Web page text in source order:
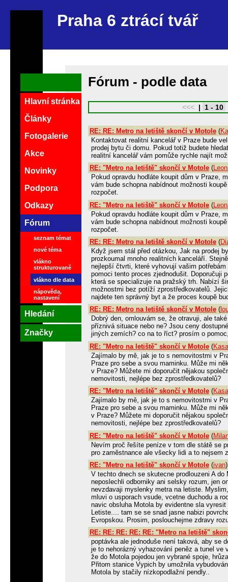
Praha 6 ztrácí tvář
Fórum - podle data
<<< | 1 - 10
RE: RE: Metro na letiště skončí v Motole(
Kontaktovat realitní kancelář v Praze bude
prodej bytu či domu. Pokud totiž budete
realitní kancelář vám pomůže rychle najít
RE: "Metro na letiště" skončí v Motole(
Pokud opravdu hodláte koupit dům v Praze,
vám bude schopna nabídnout možnosti
rozpočet.
RE: "Metro na letiště" skončí v Motole(
Pokud opravdu hodláte koupit dům v Praze,
vám bude schopna nabídnout možnosti
rozpočet.
RE: RE: Metro na letiště skončí v Motole(
Když jsem stál před otázkou, Jak na prodej
prozkoumal mnoho realitních kanceláří.
nejlepší čtvrti, které vyhovují vašim
pomoci tento proces zjednodušit. Doporučuji
která se specializuje na pražský trh. Nabízí
možnostmi bez potíží zprostředkovatelů.
najdete ten správný byt a že proces koupě
RE: RE: Metro na letiště skončí v Motole(
Dobrý den, omlouvám se, že otravuji, ale
příznivá situace nebo ne? Jsou ceny
jiných zemích? co na to říct? prosím o
RE: "Metro na letiště" skončí v Motole(
Zajímalo by mě, jak je to s nemovitostmi v
Praze pro sebe a svou maminku. Může mi
v Praze? Můžete mi doporučit nějakou
nemovitosti, nejlépe bez zprostředkovatelů?
RE: "Metro na letiště" skončí v Motole(
Zajímalo by mě, jak je to s nemovitostmi v
Praze pro sebe a svou maminku. Může mi
v Praze? Můžete mi doporučit nějakou
nemovitosti, nejlépe bez zprostředkovatelů?
RE: "Metro na letiště" skončí v Motole(
Nevím proč řešíte peníze v tom dle státě se
pro zaměstnance ale všecky lidi a to nejsem
RE: "Metro na letiště" skončí v Motole(ivan)
V techto dnech se skutecne prodlouzeni A
neposlechli odborniky ani selsky rozum, jen
nevzdavaji myslenky metra na letiste.
mluvi o usporach vsude, vcetne duchodu a
navic obsluha Motola by evidentne sla
Letiste.... tam se se snad jasne nabizi
Evropskou. Prosim, poslouchejme zdravy
RE: RE: RE: RE: RE: "Metro na letiště"
poptávka ale jednoduše není taková, aby se
je to nehorázný vyhazování peněz a tunel
že do Motola pojedou jen vybrané spoje,
Přitom stanice Vypich by umožnila
Motola by stačily nízkopodlažní pendly..
Hlavní stránka
Články
Fotogalerie
Akce
Novinky
Podpora
Odkazy
Fórum
seznam témat
nové téma
vlákno
strukturovaně
vlákno dle data
nápověda,
nastavení
Hledání
Značky